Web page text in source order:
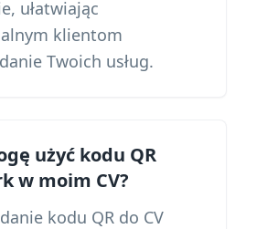
ułatwiając
klientom
Twoich usług.
użyć kodu QR
w moim CV?
kodu QR do CV